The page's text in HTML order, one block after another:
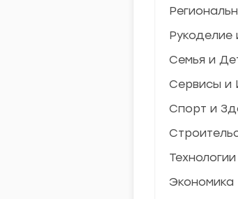
Рукоделие
Семья и
Сервисы и
Спорт и
Технологии
Экономика